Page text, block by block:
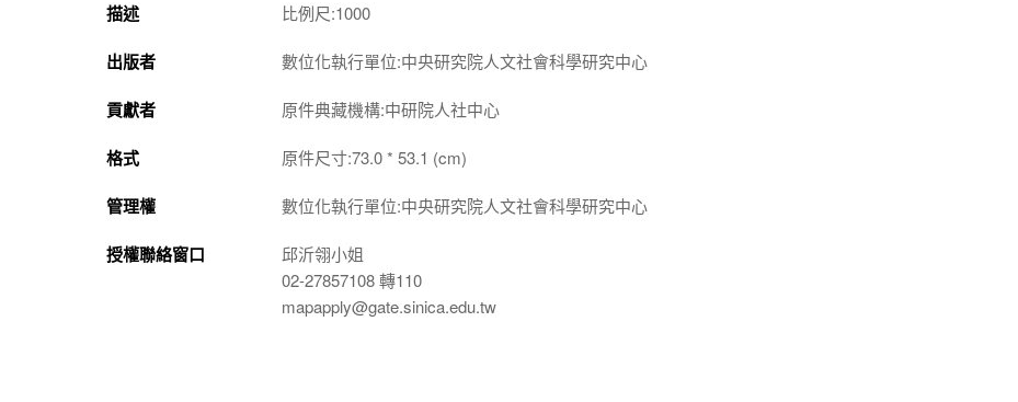
描述 比例尺:1000
出版者 數位化執行單位:中央研究院人文社會科學研究中心
貢獻者 原件典藏機構:中研院人社中心
格式 原件尺寸:73.0 * 53.1 (cm)
管理權 數位化執行單位:中央研究院人文社會科學研究中心
授權聯絡窗口
邱沂翎小姐
02-27857108 轉110
mapapply@gate.sinica.edu.tw